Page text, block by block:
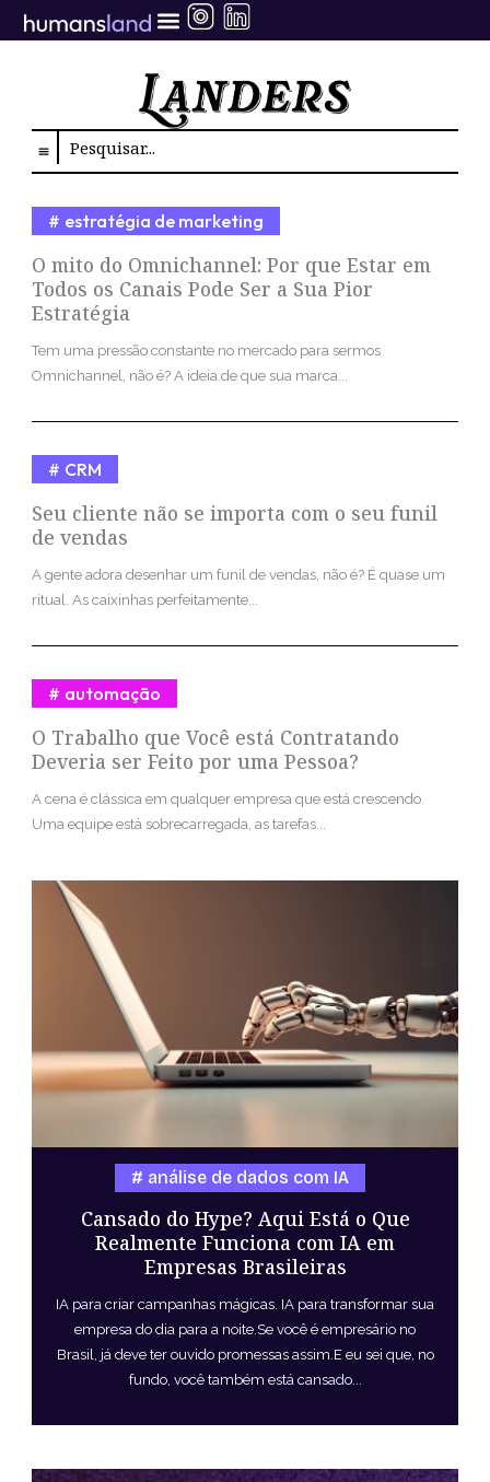
para
Search
O mito do Omnichannel: Por que Estar em
Todos os Canais Pode Ser a Sua Pior
Estratégia
estratégia de marketing
Tem uma pressão constante no mercado para sermos
Omnichannel, não é? A ideia de que sua marca...
Seu cliente não se importa com o seu funil
de vendas
CRM
A gente adora desenhar um funil de vendas, não é? É quase um
ritual. As caixinhas perfeitamente...
O Trabalho que Você está Contratando
Deveria ser Feito por uma Pessoa?
automação
A cena é clássica em qualquer empresa que está crescendo.
Uma equipe está sobrecarregada, as tarefas...
Cansado do Hype? Aqui Está o Que
Realmente Funciona com IA em
Empresas Brasileiras
análise de dados com IA
IA para criar campanhas mágicas. IA para transformar sua
empresa do dia para a noite.Se você é empresário no
Brasil, já deve ter ouvido promessas assim.E eu sei que, no
fundo, você também está cansado...